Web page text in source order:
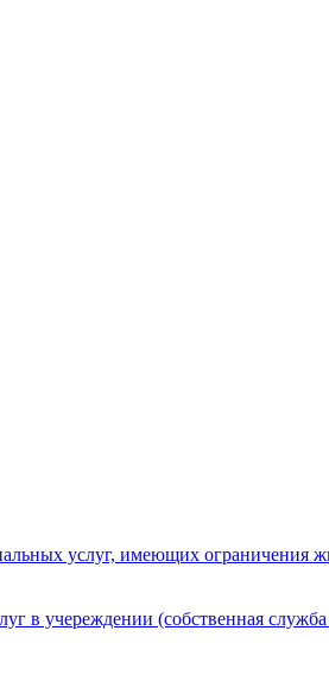
услуг, имеющих ограничения
в учереждении (собственная